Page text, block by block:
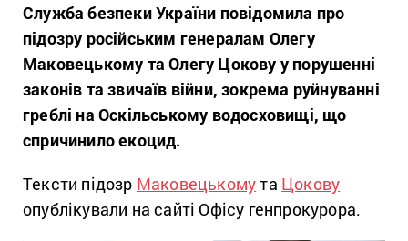
Служба безпеки України повідомила про
підозру російським генералам Олегу
Маковецькому та Олегу Цокову у порушенні
законів та звичаїв війни, зокрема руйнуванні
греблі на Оскільському водосховищі, що
спричинило екоцид.
Тексти підозр Маковецькомута Цокову
опублікували на сайті Офісу генпрокурора.